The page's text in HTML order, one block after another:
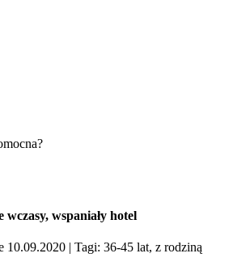
wczasy, wspaniały hotel
10.09.2020 | Tagi: 36-45 lat, z rodziną